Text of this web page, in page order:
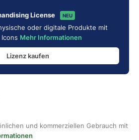
License NEU
oder digitale Produkte mit
Mehr Informationen
Lizenz kaufen
und kommerziellen Gebrauch mit